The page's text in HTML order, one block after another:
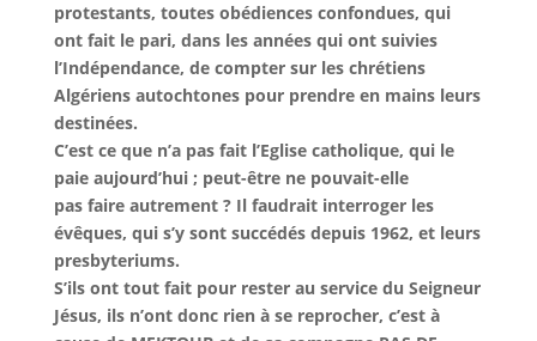
protestants, toutes obédiences confondues, qui
ont fait le pari, dans les années qui ont suivies
l’Indépendance, de compter sur les chrétiens
Algériens autochtones pour prendre en mains leurs
destinées.
C’est ce que n’a pas fait l’Eglise catholique, qui le
paie aujourd’hui ; peut-être ne pouvait-elle
pas faire autrement ? Il faudrait interroger les
évêques, qui s’y sont succédés depuis 1962, et leurs
presbyteriums.
S’ils ont tout fait pour rester au service du Seigneur
Jésus, ils n’ont donc rien à se reprocher, c’est à